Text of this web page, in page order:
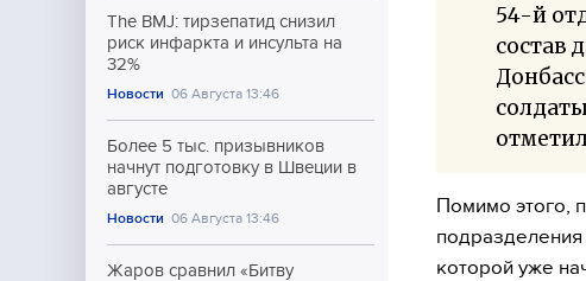
The BMJ: тирзепатид снизил
риск инфаркта и инсульта на
32%
Новости 06 Августа 13:46
Более 5 тыс. призывников
начнут подготовку в Швеции в
августе
Новости 06 Августа 13:46
Жаров сравнил «Битву
54-й
состав
Помимо этого,
которой уже